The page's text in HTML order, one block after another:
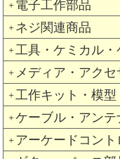
＋ 電子工作部品
＋ ネジ関連商品
＋ 工具・ケミカル・
＋ メディア・アク
＋ 工作キット・模
＋ ケーブル・アンテ
＋ アーケードコン